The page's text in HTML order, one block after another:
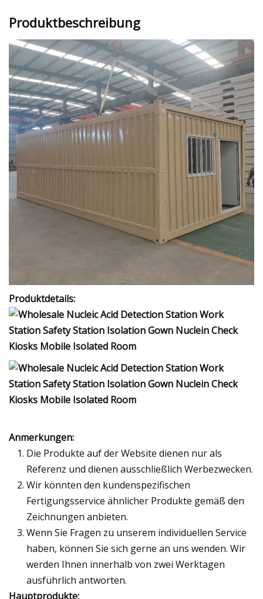
Produktbeschreibung
Produktdetails:
Anmerkungen:
Die Produkte auf der Website dienen nur als
Referenz und dienen ausschließlich Werbezwecken.
Wir könnten den kundenspezifischen
Fertigungsservice ähnlicher Produkte gemäß den
Zeichnungen anbieten.
Wenn Sie Fragen zu unserem individuellen Service
haben, können Sie sich gerne an uns wenden. Wir
werden Ihnen innerhalb von zwei Werktagen
ausführlich antworten.
Hauptprodukte: